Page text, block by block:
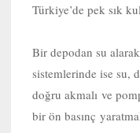
Türkiye’de pek sık
Bir depodan su alarak
sistemlerinde ise su,
doğru akmalı ve
bir ön basınç